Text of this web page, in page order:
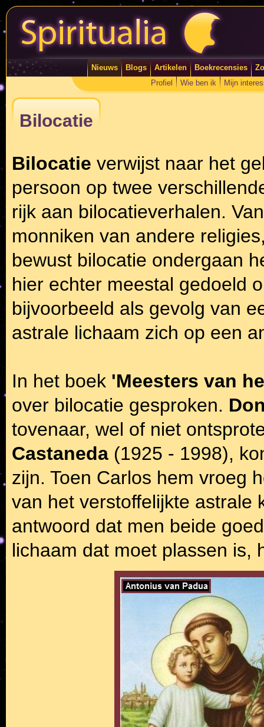
Nieuws Blogs Artikelen Boekrecensies
Profiel
Wie ben ik Mijn
Bilocatie
Bilocatie verwijst naar het
persoon op twee
rijk aan bilocatieverhalen.
monniken van andere
bewust bilocatie ondergaan
hier echter meestal gedoeld
bijvoorbeeld als gevolg van
astrale lichaam zich op een
In het boek 'Meesters van
over bilocatie gesproken.
tovenaar, wel of niet
Castaneda (1925 - 1998),
zijn. Toen Carlos hem vroeg
van het verstoffelijkte astrale
antwoord dat men beide
lichaam dat moet plassen is,